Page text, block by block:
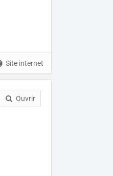
Site internet
Ouvrir